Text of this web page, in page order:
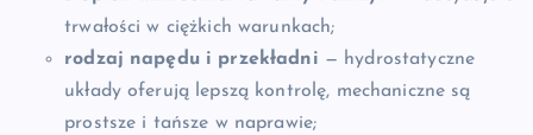
trwałości w ciężkich warunkach;
rodzaj napędu i przekładni — hydrostatyczne
układy oferują lepszą kontrolę, mechaniczne są
prostsze i tańsze w naprawie;